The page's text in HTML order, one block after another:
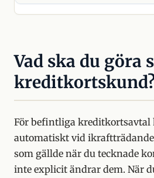
Vad ska du göra
För befintliga
automatiskt vid
som gällde när du tecknade
inte explicit ändrar dem. När